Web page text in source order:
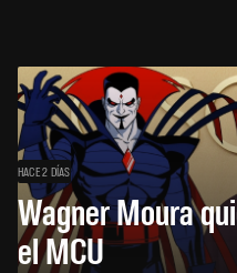
HACE 2 DÍAS
Wagner Moura
el MCU